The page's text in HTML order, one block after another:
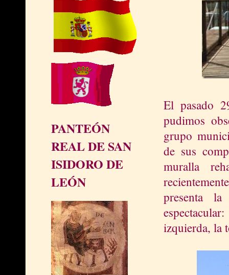
PANTEÓN
REAL DE SAN
ISIDORO DE
LEÓN
El pasado
pudimos
grupo
de sus
muralla
presenta
izquierda, la